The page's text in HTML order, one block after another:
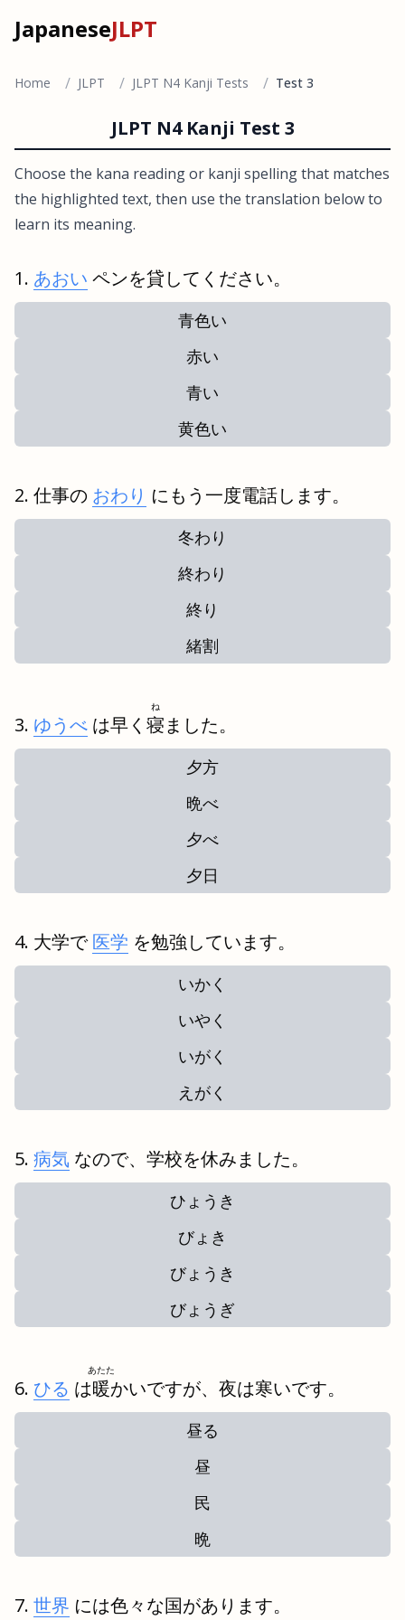
JapaneseJLPT
Home / JLPT / JLPT N4 Kanji Tests / Test 3
JLPT N4 Kanji Test 3
Choose the kana reading or kanji spelling that matches
the highlighted text, then use the translation below to
learn its meaning.
あおい ペンを貸してください。
青色い
赤い
青い
黄色い
仕事の おわり にもう一度電話します。
冬わり
終わり
終り
緒割
ゆうべ は早く 寝
ね
ました。
夕方
晩べ
夕べ
夕日
大学で 医学 を勉強しています。
いかく
いやく
いがく
えがく
病気 なので、学校を休みました。
ひょうき
びょき
びょうき
びょうぎ
ひる は暖
あたた
かいですが、夜は寒いです。
昼る
昼
民
晩
世界 には色々な国があります。